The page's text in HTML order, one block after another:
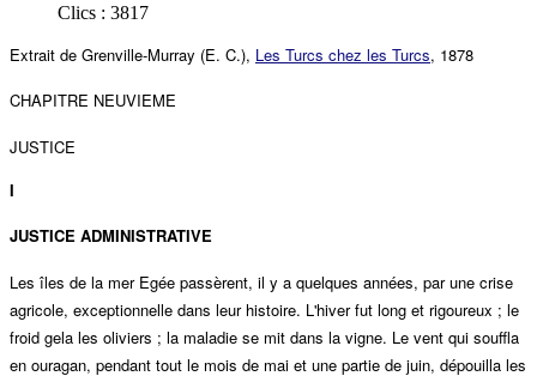
Clics : 3817
Extrait de Grenville-Murray (E. C.), Les Turcs chez les Turcs, 1878
CHAPITRE NEUVIEME
JUSTICE
I
JUSTICE ADMINISTRATIVE
Les îles de la mer Egée passèrent, il y a quelques années, par une crise
agricole, exceptionnelle dans leur histoire. L'hiver fut long et rigoureux ; le
froid gela les oliviers ; la maladie se mit dans la vigne. Le vent qui souffla
en ouragan, pendant tout le mois de mai et une partie de juin, dépouilla les